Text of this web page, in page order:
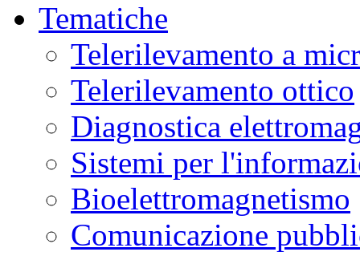
Tematiche
Telerilevamento a
Telerilevamento ottico
Diagnostica
Sistemi per
Bioelettromagnetismo
Comunicazione